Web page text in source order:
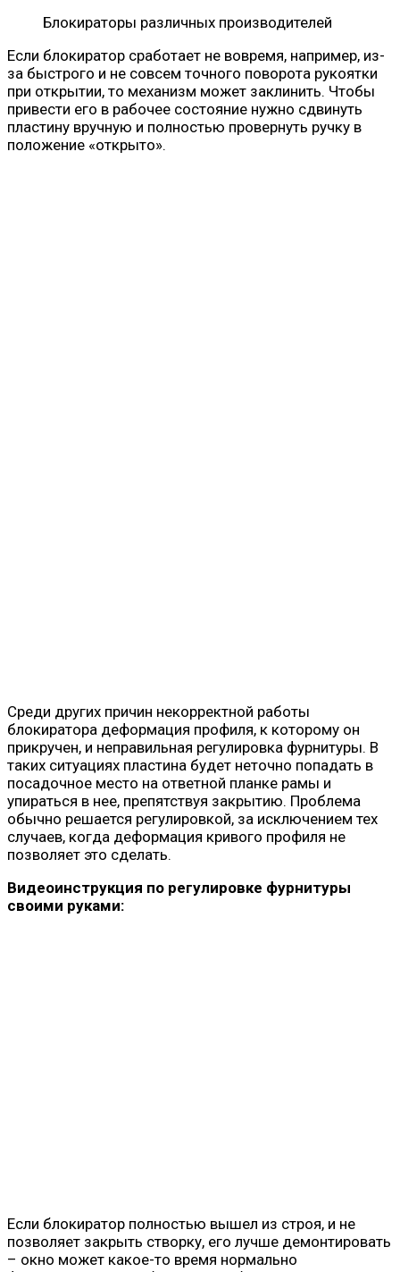
Блокираторы различных производителей
Если блокиратор сработает не вовремя, например, из-
за быстрого и не совсем точного поворота рукоятки
при открытии, то механизм может заклинить. Чтобы
привести его в рабочее состояние нужно сдвинуть
пластину вручную и полностью провернуть ручку в
положение «открыто».
Среди других причин некорректной работы
блокиратора деформация профиля, к которому он
прикручен, и неправильная регулировка фурнитуры. В
таких ситуациях пластина будет неточно попадать в
посадочное место на ответной планке рамы и
упираться в нее, препятствуя закрытию. Проблема
обычно решается регулировкой, за исключением тех
случаев, когда деформация кривого профиля не
позволяет это сделать.
Видеоинструкция по регулировке фурнитуры
своими руками:
Если блокиратор полностью вышел из строя, и не
позволяет закрыть створку, его лучше демонтировать
– окно может какое-то время нормально